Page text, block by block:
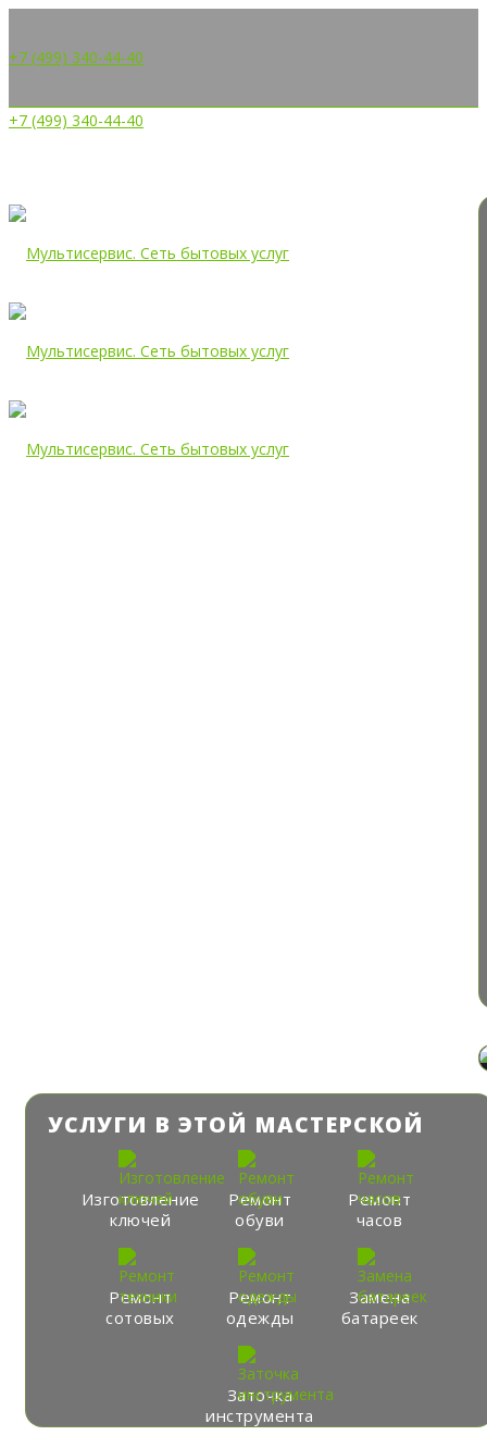
+7 (499) 340-44-40
+7 (499) 340-44-40
УСЛУГИ В ЭТОЙ МАСТЕРСКОЙ
Изготовление
ключей
Ремонт
обуви
Ремонт
часов
Ремонт
сотовых
Ремонт
одежды
Замена
батареек
Заточка
инструмента